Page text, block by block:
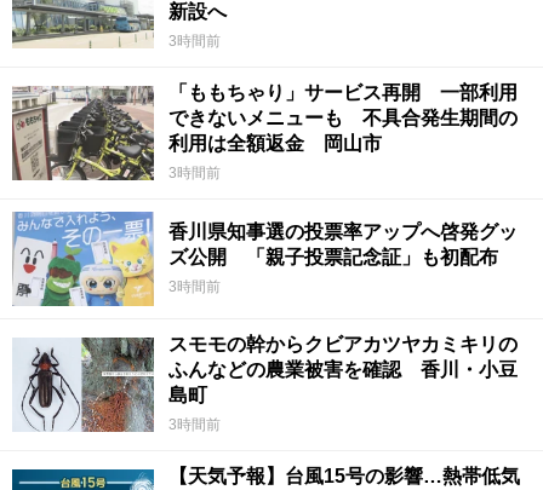
新設へ
3時間前
「ももちゃり」サービス再開 一部利用
できないメニューも 不具合発生期間の
利用は全額返金 岡山市
3時間前
香川県知事選の投票率アップへ啓発グッ
ズ公開 「親子投票記念証」も初配布
3時間前
スモモの幹からクビアカツヤカミキリの
ふんなどの農業被害を確認 香川・小豆
島町
3時間前
【天気予報】台風15号の影響…熱帯低気